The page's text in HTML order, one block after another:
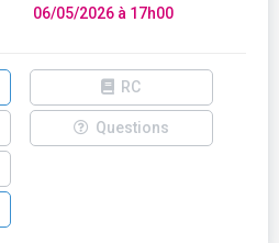
06/05/2026 à 17h00
RC
Questions